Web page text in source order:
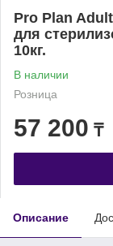
Pro Plan
для
10кг.
В наличии
Розница
57 200 ₸
Описание